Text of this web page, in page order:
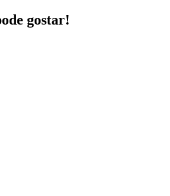
gostar!